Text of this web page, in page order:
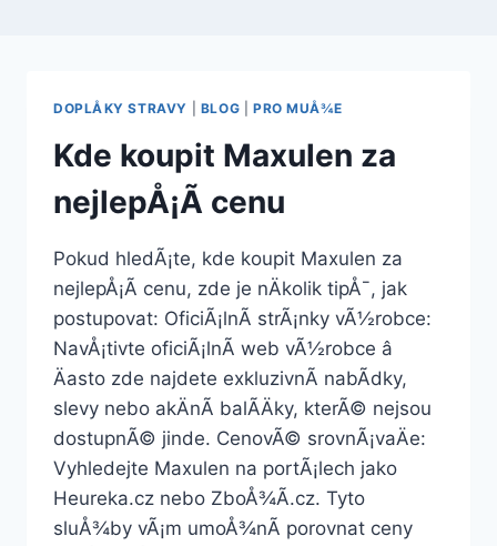
DOPLÅKY STRAVY BLOG PRO MUÅ¾E
Kde koupit Maxulen za
nejlepÅ¡Ã­ cenu
Pokud hledÃ¡te, kde koupit Maxulen za
nejlepÅ¡Ã­ cenu, zde je nÄkolik tipÅ¯, jak
postupovat: OficiÃ¡lnÃ­ strÃ¡nky vÃ½robce:
NavÅ¡tivte oficiÃ¡lnÃ­ web vÃ½robce â
Äasto zde najdete exkluzivnÃ­ nabÃ­dky,
slevy nebo akÄnÃ­ balÃ­Äky, kterÃ© nejsou
dostupnÃ© jinde. CenovÃ© srovnÃ¡vaÄe:
Vyhledejte Maxulen na portÃ¡lech jako
Heureka.cz nebo ZboÅ¾Ã­.cz. Tyto
sluÅ¾by vÃ¡m umoÅ¾nÃ­ porovnat ceny